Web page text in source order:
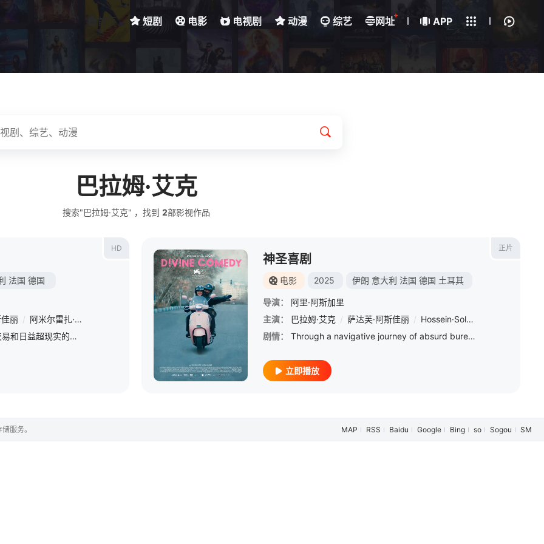
首页 短剧 电影 电视剧 动漫 综艺 网址
+
APP
下载客户端
巴拉姆·艾克
搜索"巴拉姆·艾克" ，找到 2部影视作品
HD
法国 德国
丽 / 阿米尔雷扎·兰杰巴兰 Hossein Soleimani /
Mohammad Soori
在荒谬的官僚主义、地下交易和日益超现实的现实的导航之旅中，伊朗阿塞拜疆电影制作人Bahram决定在未经官方许可的情况下放映他的被禁电影。但当期待已久的放映终于开始时，他从未预料到接下来会发生什么。
正片
神圣喜剧
电影 2025 伊朗 意大利 法国 德国 土耳其
导演：
阿里·阿斯加里
主演：
巴拉姆·艾克 / 萨达芙·阿斯佳丽 / Hossein·Soleimani
剧情：
Through a navigative journey of absurd bureaucracy, underground deals, and an increasingly surreal r
立即播放
MAP RSS Baidu Google Bing so Sogou SM
服务。